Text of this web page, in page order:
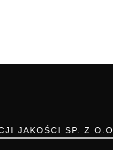
JAKOŚCI SP. Z O.O.